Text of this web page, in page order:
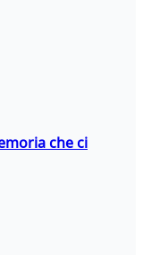
che ci